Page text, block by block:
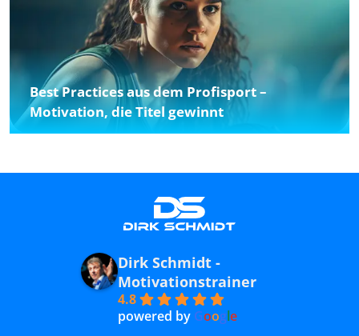
Best Practices aus dem Profisport –
Motivation, die Titel gewinnt
Dirk Schmidt -
Motivationstrainer
4.8
powered by Google